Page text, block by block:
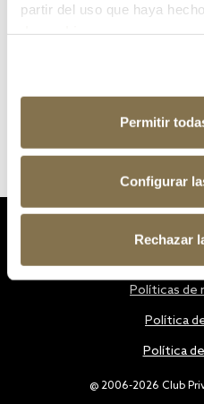
partir del uso que haya
Permitir
Configurar
Rechazar
@ 2006-2026 Club
Políticas de
Política
Política